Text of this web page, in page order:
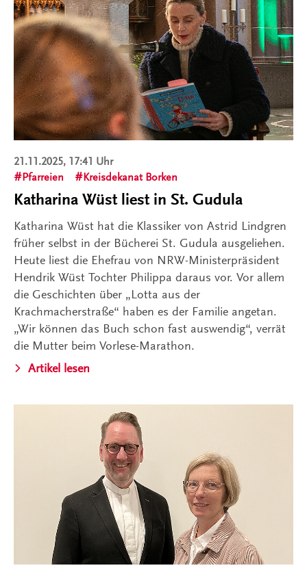
21.11.2025, 17:41 Uhr
Pfarreien
Kreisdekanat Borken
Katharina Wüst liest in St. Gudula
Katharina Wüst hat die Klassiker von Astrid Lindgren
früher selbst in der Bücherei St. Gudula ausgeliehen.
Heute liest die Ehefrau von NRW-Ministerpräsident
Hendrik Wüst Tochter Philippa daraus vor. Vor allem
die Geschichten über „Lotta aus der
Krachmacherstraße“ haben es der Familie angetan.
„Wir können das Buch schon fast auswendig“, verrät
die Mutter beim Vorlese-Marathon.
Artikel lesen